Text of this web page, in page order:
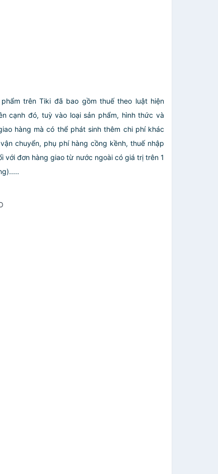
phẩm trên Tiki đã bao gồm thuế theo luật hiện
cạnh đó, tuỳ vào loại sản phẩm, hình thức và
hàng mà có thể phát sinh thêm chi phí khác
chuyển, phụ phí hàng cồng kềnh, thuế nhập
với đơn hàng giao từ nước ngoài có giá trị trên 1